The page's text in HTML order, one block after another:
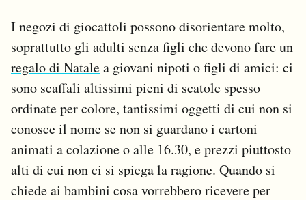
I MIEI PREFERITI
CALENDARIO
AREA PERSONALE
I negozi di giocattoli possono disorientare molto,
soprattutto gli adulti senza figli che devono fare un
regalo di Natalea giovani nipoti o figli di amici: ci
sono scaffali altissimi pieni di scatole spesso
ordinate per colore, tantissimi oggetti di cui non si
conosce il nome se non si guardano i cartoni
animati a colazione o alle 16.30, e prezzi piuttosto
alti di cui non ci si spiega la ragione. Quando si
chiede ai bambini cosa vorrebbero ricevere per